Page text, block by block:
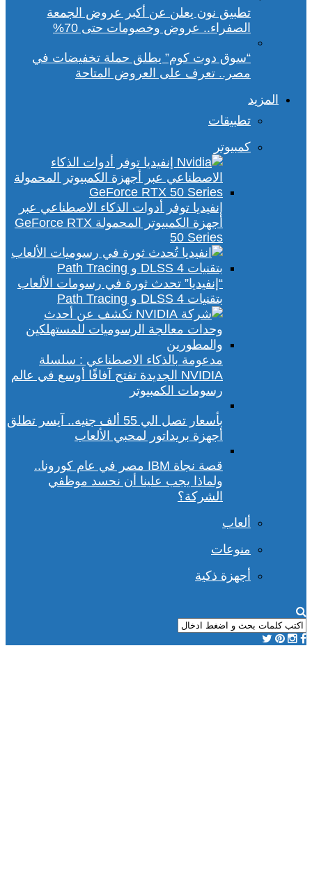
تطبيق نون يعلن عن أكبر عروض الجمعة
الصفراء.. عروض وخصومات حتى 70%
“سوق دوت كوم” يطلق حملة تخفيضات في
مصر.. تعرف على العروض المتاحة
المزيد
تطبيقات
كمبيوتر
إنفيديا توفر أدوات الذكاء الاصطناعي عبر
أجهزة الكمبيوتر المحمولة GeForce RTX
50 Series
“إنفيديا” تحدث ثورة في رسومات الألعاب
بتقنيات DLSS 4 و Path Tracing
مدعومة بالذكاء الاصطناعي : سلسلة
NVIDIA الجديدة تفتح آفاقًا أوسع في عالم
رسومات الكمبيوتر
بأسعار تصل الي 55 ألف جنيه.. آيسر تطلق
أجهزة بريداتور لمحبي الألعاب
قصة نجاة IBM مصر في عام كورونا..
ولماذا يجب علينا أن نحسد موظفي
الشركة؟
ألعاب
منوعات
أجهزة ذكية